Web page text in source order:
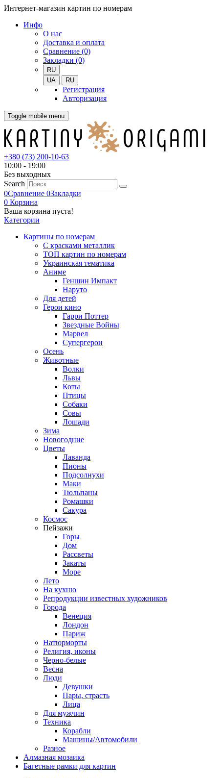
Интернет-магазин картин по номерам
Инфо
О нас
Доставка и оплата
Сравнение (0)
Закладки (0)
RU
UA
RU
Регистрация
Авторизация
Toggle mobile menu
+380 (73) 200-10-63
10:00 - 19:00
Без выходных
Search
0Сравнение 0Закладки
0 Корзина
Ваша корзина пуста!
Категории
Картины по номерам
С красками металлик
ТОП картин по номерам
Украинская тематика
Аниме
Геншин Импакт
Наруто
Для детей
Герои кино
Гарри Поттер
Звездные Войны
Марвел
Супергерои
Осень
Животные
Волки
Львы
Коты
Птицы
Собаки
Совы
Лошади
Зима
Новогодние
Цветы
Лаванда
Пионы
Подсолнухи
Маки
Тюльпаны
Ромашки
Сакура
Космос
Пейзажи
Горы
Дом
Рассветы
Закаты
Море
Лето
На кухню
Репродукции известных художников
Города
Венеция
Лондон
Париж
Натюрморты
Религия, иконы
Черно-белые
Весна
Люди
Девушки
Пары, страсть
Лица
Для мужчин
Техника
Корабли
Машины/Автомобили
Разное
Алмазная мозаика
Багетные рамки для картин